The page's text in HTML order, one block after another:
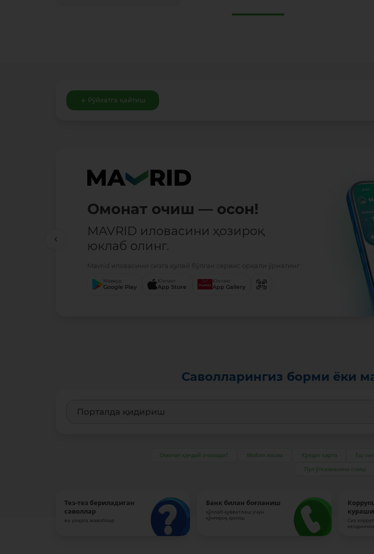
Рўйхатга қайтиш
Омонат очиш — осон!
MAVRID иловасини ҳозироқ
юклаб олинг.
Mavrid иловасини сизга қулай бўлган сервис орқали ўрнатинг:
Мавжуд
Google Play
Юкланг
App Store
Юкланг
App Gallery
Саволларингиз борми ёки
Омонат қандай очилади? Мобил илова Кредит карта Ёш
Пул ўтказмасини олиш
Тез-тез бериладиган
саволлар
ва уларга жавоблар
Банк билан боғланиш
қўллаб-қувватлаш учун
қўнғироқ қилиш
Сиз